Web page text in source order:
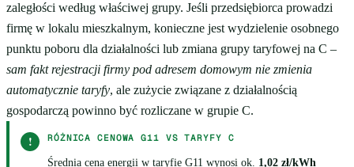
zaległości według właściwej grupy. Jeśli przedsiębiorca prowadzi
firmę w lokalu mieszkalnym, konieczne jest wydzielenie osobnego
punktu poboru dla działalności lub zmiana grupy taryfowej na C –
sam fakt rejestracji firmy pod adresem domowym nie zmienia
automatycznie taryfy, ale zużycie związane z działalnością
gospodarczą powinno być rozliczane w grupie C.
! RÓŻNICA CENOWA G11 VS TARYFY C
Średnia cena energii w taryfie G11 wynosi ok. 1,02 zł/kWh